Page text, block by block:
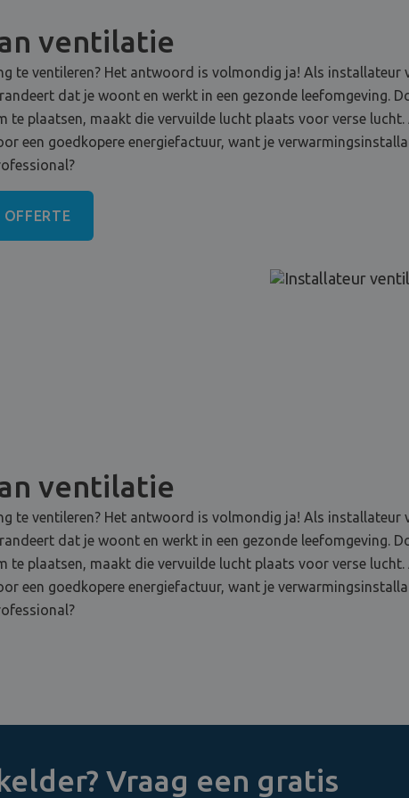
ventilatie
te ventileren? Het antwoord is volmondig ja! Als
dat je woont en werkt in een gezonde leefomgeving.
te plaatsen, maakt die vervuilde lucht plaats voor verse
een goedkopere energiefactuur, want je
OFFERTE
ventilatie
te ventileren? Het antwoord is volmondig ja! Als
dat je woont en werkt in een gezonde leefomgeving.
te plaatsen, maakt die vervuilde lucht plaats voor verse
een goedkopere energiefactuur, want je
Vraag een gratis